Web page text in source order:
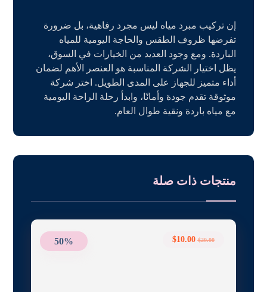
إن تركيب مبرد مياه ليس مجرد رفاهية، بل ضرورة
تفرضها ظروف الطقس والحاجة اليومية للمياه
الباردة. ومع وجود العديد من الخيارات في السوق،
يظل اختيار الشركة المناسبة هو العنصر الأهم لضمان
أداء متميز للجهاز على المدى الطويل. اختر شركة
موثوقة تقدم جودة وأمانًا، وابدأ رحلة الراحة اليومية
مع مياه باردة ونقية طوال العام.
منتجات ذات صلة
50% $20.00
$10.00